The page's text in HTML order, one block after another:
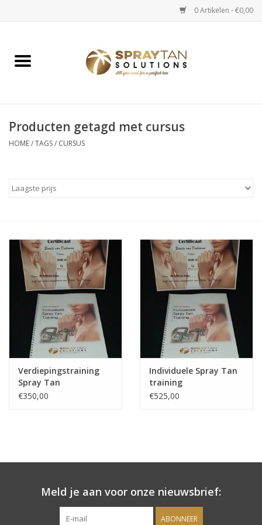
0 Artikelen - €0,00
Home
Spray Tan Starterspakketten
Selftan producten
Verzorging / Accessoires
Onderdelen
Ventilatoren / Afzuiging
Promotie materiaal
Salon kleding
Trainingen
Producten getagd met cursus
HOME/TAGS/ CURSUS
Verdiepingstraining
Spray Tan
€350,00
Individuele Spray Tan
training
€525,00
Meld je aan voor onze nieuwsbrief:
ABONNEER